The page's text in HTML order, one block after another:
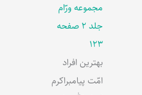
مجموعه ورّام
جلد 2 صفحه
123
بهترین افراد
امّت پیامبراکرم